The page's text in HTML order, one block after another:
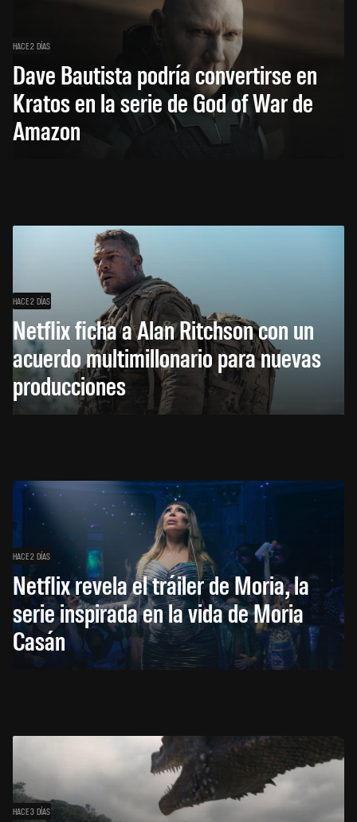
HACE 2 DÍAS
Dave Bautista podría convertirse en
Kratos en la serie de God of War de
Amazon
HACE 2 DÍAS
Netflix ficha a Alan Ritchson con un
acuerdo multimillonario para nuevas
producciones
HACE 2 DÍAS
Netflix revela el tráiler de Moria, la
serie inspirada en la vida de Moria
Casán
HACE 3 DÍAS